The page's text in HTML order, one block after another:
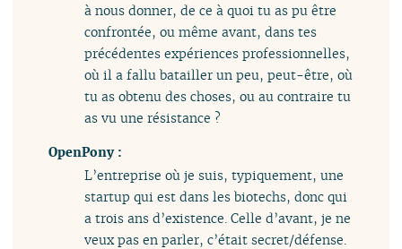
à nous donner, de ce à quoi tu as pu être
confrontée, ou même avant, dans tes
précédentes expériences professionnelles,
où il a fallu batailler un peu, peut-être, où
tu as obtenu des choses, ou au contraire tu
as vu une résistance ?
OpenPony :
L’entreprise où je suis, typiquement, une
startup qui est dans les biotechs, donc qui
a trois ans d’existence. Celle d’avant, je ne
veux pas en parler, c’était secret/défense.